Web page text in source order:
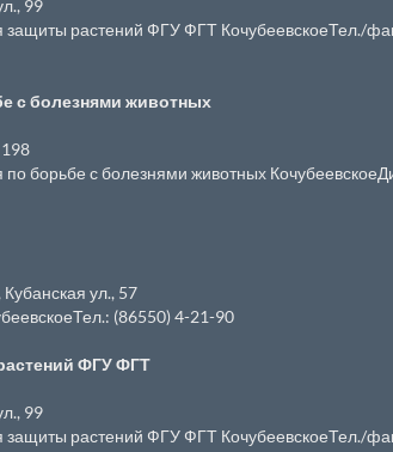
99
растений ФГУ ФГТ КочубеевскоеТел./
с болезнями животных
борьбе с болезнями животных
ул., 57
(86550) 4-21-90
ФГУ ФГТ
99
растений ФГУ ФГТ КочубеевскоеТел./